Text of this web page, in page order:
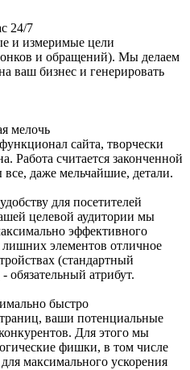
24/7
и измеримые цели
и обращений). Мы делаем
ваш бизнес и генерировать
мелочь
сайта, творчески
Работа считается законченной
все, даже мельчайшие, детали.
для посетителей
целевой аудитории мы
эффективного
лишних элементов отличное
(стандартный
атрибут.
быстро
ваши потенциальные
Для этого мы
фишки, в том числе
максимального ускорения